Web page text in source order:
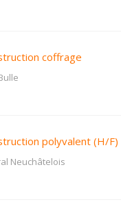
coffrage
polyvalent (H/F)
Neuchâtelois